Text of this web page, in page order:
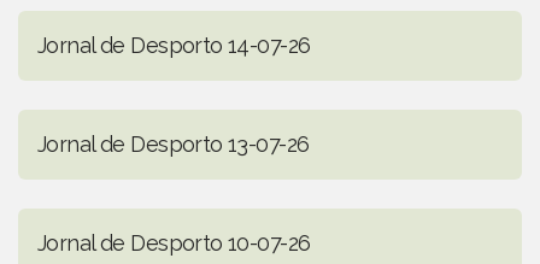
Jornal de Desporto 14-07-26
Jornal de Desporto 13-07-26
Jornal de Desporto 10-07-26